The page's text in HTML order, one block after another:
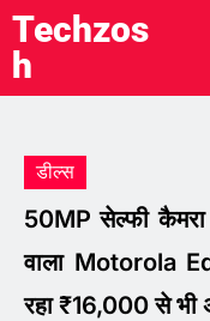
Techzos
h
डील्स
50MP सेल्फी
वाला Motorola
रहा ₹16,000 से भी